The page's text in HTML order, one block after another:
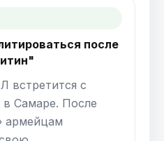
после
встретится с
Самаре. После
армейцам